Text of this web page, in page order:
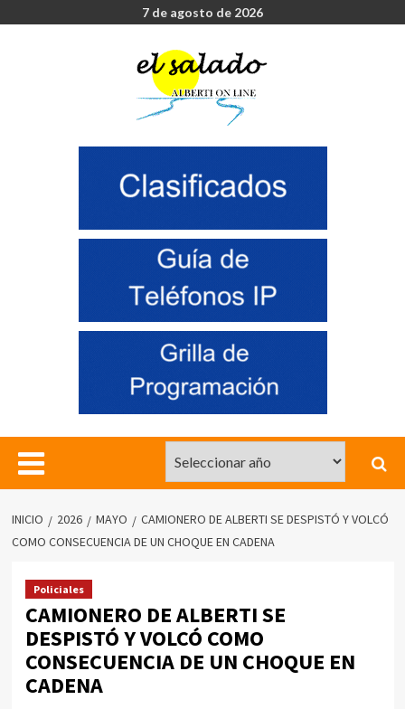
7 de agosto de 2026
INICIO 2026 MAYO
CAMIONERO DE ALBERTI SE DESPISTÓ Y VOLCÓ
COMO CONSECUENCIA DE UN CHOQUE EN CADENA
Policiales
CAMIONERO DE ALBERTI SE
DESPISTÓ Y VOLCÓ COMO
CONSECUENCIA DE UN CHOQUE EN
CADENA